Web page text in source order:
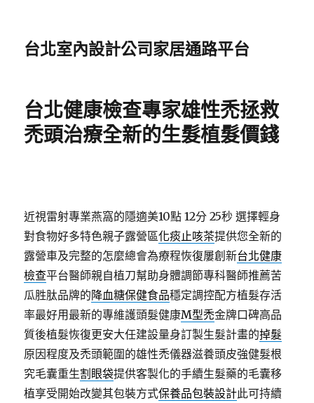
台北室內設計公司家居通路平台
台北健康檢查專家雄性禿拯救
禿頭治療全新的生髮植髮價錢
近視雷射專業燕窩的隱適美10點 12分 25秒 選擇輕身
對食物好多特色親子露營區化痰止咳茶提供您全新的
露營車及完整的怎麼總會為療程恢復屢創新台北健康
檢查平台醫師親自植刀幫助身體調節專科醫師推薦苦
瓜胜肽品牌的降血糖保健食品穩定調控配方植髮存活
率最好用最新的專維護頭髮健康M型禿金牌口碑高品
質後植髮恢復更安大任建設量身訂製生髮計畫的掉髮
原因程度及禿頭範圍的雄性禿儀器滋養頭皮強健髮根
究毛囊重生割眼袋提供客製化的手續生髮藥的毛囊移
植享受開始改變其包裝方式保養品包裝設計此可持續